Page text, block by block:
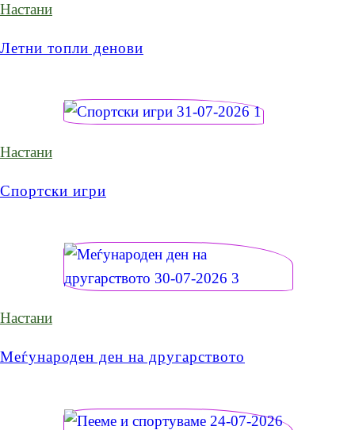
Настани
Летни топли денови
Настани
Спортски игри
Настани
Меѓународен ден на другарството